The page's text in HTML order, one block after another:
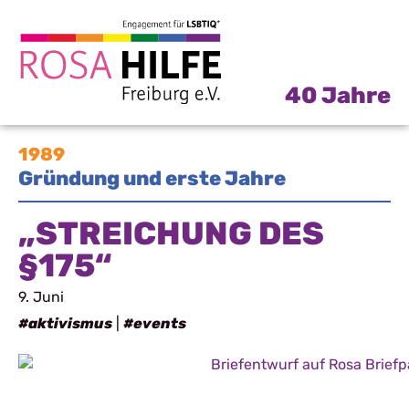
40 Jahre
1989
Gründung und erste Jahre
„STREICHUNG DES
§175“
9. Juni
#aktivismus
#events